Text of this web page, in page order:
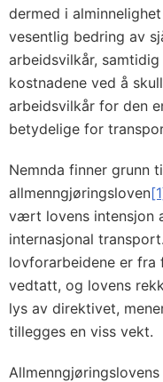
dermed i
vesentlig bedring av
arbeidsvilkår,
kostnadene ved å
arbeidsvilkår for den
betydelige for
Nemnda finner grunn
allmenngjøringsloven
vært lovens intensjon
internasjonal
lovforarbeidene er fra
vedtatt, og lovens
lys av direktivet,
tillegges en viss vekt.